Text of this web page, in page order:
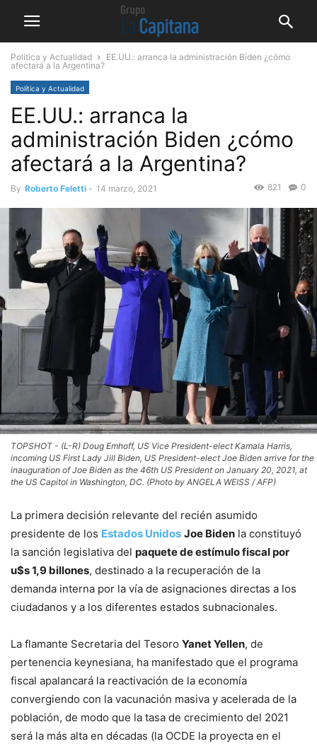
Política y Actualidad
EE.UU.: arranca la administración Biden ¿cómo
afectará a la Argentina?
Política y Actualidad
EE.UU.: arranca la
administración Biden ¿cómo
afectará a la Argentina?
By Roberto Feletti - 14 marzo, 2021 0
821
TOPSHOT - (L-R) Doug Emhoff, US Vice President-elect Kamala Harris,
incoming US First Lady Jill Biden, US President-elect Joe Biden arrive for the
inauguration of Joe Biden as the 46th US President on January 20, 2021, at
the US Capitol in Washington, DC. (Photo by ANGELA WEISS / AFP)
La primera decisión relevante del recién asumido
presidente de los Estados Unidos Joe Biden la constituyó
la sanción legislativa del paquete de estímulo fiscal por
u$s 1,9 billones, destinado a la recuperación de la
demanda interna por la vía de asignaciones directas a los
ciudadanos y a los diferentes estados subnacionales.
La flamante Secretaria del Tesoro Yanet Yellen, de
pertenencia keynesiana, ha manifestado que el programa
fiscal apalancará la reactivación de la economía
convergiendo con la vacunación masiva y acelerada de la
población, de modo que la tasa de crecimiento del 2021
será la más alta en décadas (la OCDE la proyecta en el